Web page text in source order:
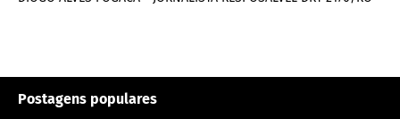
Postagens populares